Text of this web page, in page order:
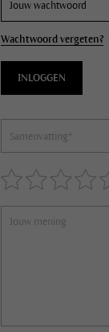
Wachtwoord vergeten?
INLOGGEN